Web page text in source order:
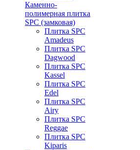
Каменно-
полимерная плитка
SPC (замковая)
Плитка SPC
Amadeus
Плитка SPC
Dagwood
Плитка SPC
Kassel
Плитка SPC
Edel
Плитка SPC
Airy
Плитка SPC
Reggae
Плитка SPC
Kiparis